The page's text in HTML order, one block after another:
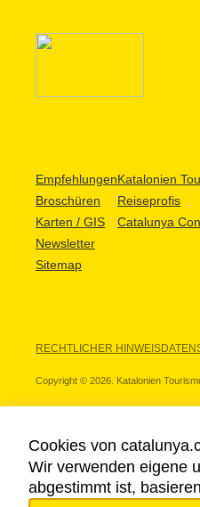
Empfehlungen
Broschüren
Karten / GIS
Newsletter
Sitemap
Katalonien
Reiseprofis
Catalunya
RECHTLICHER HINWEIS
Copyright © 2026. Katalonien
UNSERE PARTNER
Cookies von
Wir verwenden eigene
abgestimmt ist,